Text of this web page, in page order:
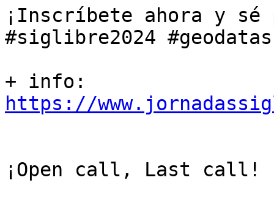
¡Inscríbete ahora y sé
#siglibre2024
https://
¡Open call, Last call!